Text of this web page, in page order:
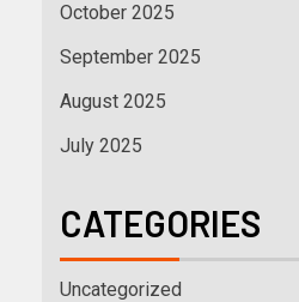
October 2025
September 2025
August 2025
July 2025
CATEGORIES
Uncategorized